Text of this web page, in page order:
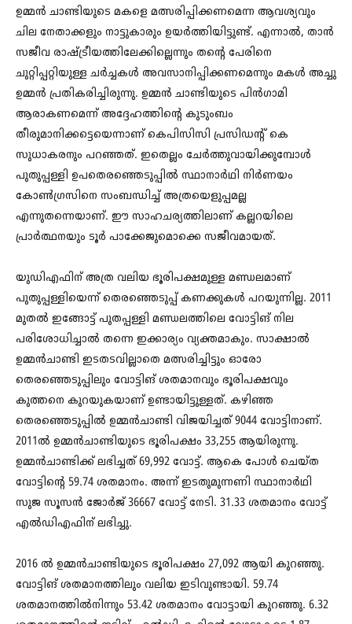
ഉമ്മൻ ചാണ്ടിയുടെ മകളെ മത്സരിപ്പിക്കണമെന്ന ആവശ്യവും
ചില നേതാക്കളും നാട്ടുകാരും ഉയർത്തിയിട്ടുണ്ട്. എന്നാൽ, താൻ
സജീവ രാഷ്ട്രീയത്തിലേക്കില്ലെന്നും തന്റെ പേരിനെ
ചുറ്റിപ്പറ്റിയുള്ള ചർച്ചകൾ അവസാനിപ്പിക്കണമെന്നും മകൾ അച്ചു
ഉമ്മൻ പ്രതികരിച്ചിരുന്നു. ഉമ്മൻ ചാണ്ടിയുടെ പിൻഗാമി
ആരാകണമെന്ന് അദ്ദേഹത്തിന്റെ കുടുംബം
തീരുമാനിക്കട്ടെയെന്നാണ് കെപിസിസി പ്രസിഡന്റ് കെ
സുധാകരനും പറഞ്ഞത്. ഇതെല്ലം ചേർത്തുവായിക്കുമ്പോൾ
പുതുപ്പള്ളി ഉപതെരഞ്ഞെടുപ്പിൽ സ്ഥാനാർഥി നിർണയം
കോൺഗ്രസിനെ സംബന്ധിച്ച് അത്രയെളുപ്പമല്ല
എന്നുതന്നെയാണ്. ഈ സാഹചര്യത്തിലാണ് കല്ലറയിലെ
പ്രാർത്ഥനയും ടൂർ പാക്കേജുമൊക്കെ സജീവമായത്.
യുഡിഎഫിന് അത്ര വലിയ ഭൂരിപക്ഷമുള്ള മണ്ഡലമാണ്
പുതുപ്പള്ളിയെന്ന് തെരഞ്ഞെടുപ്പ് കണക്കുകൾ പറയുന്നില്ല. 2011
മുതൽ ഇങ്ങോട്ട് പുതപ്പള്ളി മണ്ഡലത്തിലെ വോട്ടിങ് നില
പരിശോധിച്ചാൽ തന്നെ ഇക്കാര്യം വ്യക്തമാകും. സാക്ഷാൽ
ഉമ്മൻ‌ചാണ്ടി ഇടതടവില്ലാതെ മത്സരിച്ചിട്ടും ഓരോ
തെരഞ്ഞെടുപ്പിലും വോട്ടിങ് ശതമാനവും ഭൂരിപക്ഷവും
കുത്തനെ കുറയുകയാണ് ഉണ്ടായിട്ടുള്ളത്. കഴിഞ്ഞ
തെരഞ്ഞെടുപ്പിൽ ഉമ്മൻചാണ്ടി വിജയിച്ചത് 9044 വോട്ടിനാണ്.
2011ൽ ഉമ്മൻചാണ്ടിയുടെ ഭൂരിപക്ഷം 33,255 ആയിരുന്നു.
ഉമ്മൻചാണ്ടിക്ക് ലഭിച്ചത് 69,992 വോട്ട്. ആകെ പോൾ ചെയ്ത
വോട്ടിന്റെ 59.74 ശതമാനം. അന്ന് ഇടതുമുന്നണി സ്ഥാനാർഥി
സുജ സൂസൻ ജോർജ് 36667 വോട്ട് നേടി. 31.33 ശതമാനം വോട്ട്
എൽഡിഎഫിന് ലഭിച്ചു.
2016 ൽ ഉമ്മൻചാണ്ടിയുടെ ഭൂരിപക്ഷം 27,092 ആയി കുറഞ്ഞു.
വോട്ടിങ് ശതമാനത്തിലും വലിയ ഇടിവുണ്ടായി. 59.74
ശതമാനത്തിൽനിന്നും 53.42 ശതമാനം വോട്ടായി കുറഞ്ഞു. 6.32